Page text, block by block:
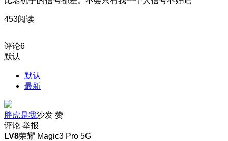
453阅读
评论6
默认
默认
最新
胖虎是我沙发 赞
评论 举报
LV8荣耀 Magic3 Pro 5G